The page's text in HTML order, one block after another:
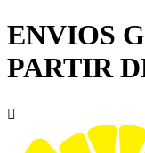
ENVIOS
PARTIR
